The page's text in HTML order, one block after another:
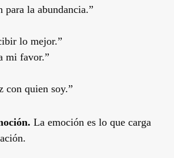
para la abundancia.”
lo mejor.”
mi favor.”
con quien soy.”
La emoción es lo que carga